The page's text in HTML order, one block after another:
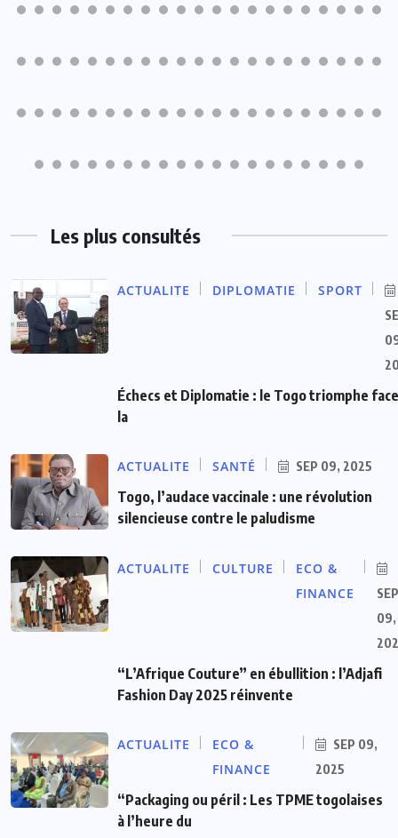
Les plus consultés
ACTUALITE DIPLOMATIE SPORT
Échecs et Diplomatie : le Togo triomphe
la
ACTUALITE SANTÉ SEP 09, 2025
Togo, l’audace vaccinale : une révolution
silencieuse contre le paludisme
ACTUALITE CULTURE
ECO &
FINANCE
SEP
09,
“L’Afrique Couture” en ébullition : l’Adjafi
Fashion Day 2025 réinvente
ACTUALITE
ECO &
FINANCE
SEP 09,
2025
“Packaging ou péril : Les TPME togolaises
à l’heure du